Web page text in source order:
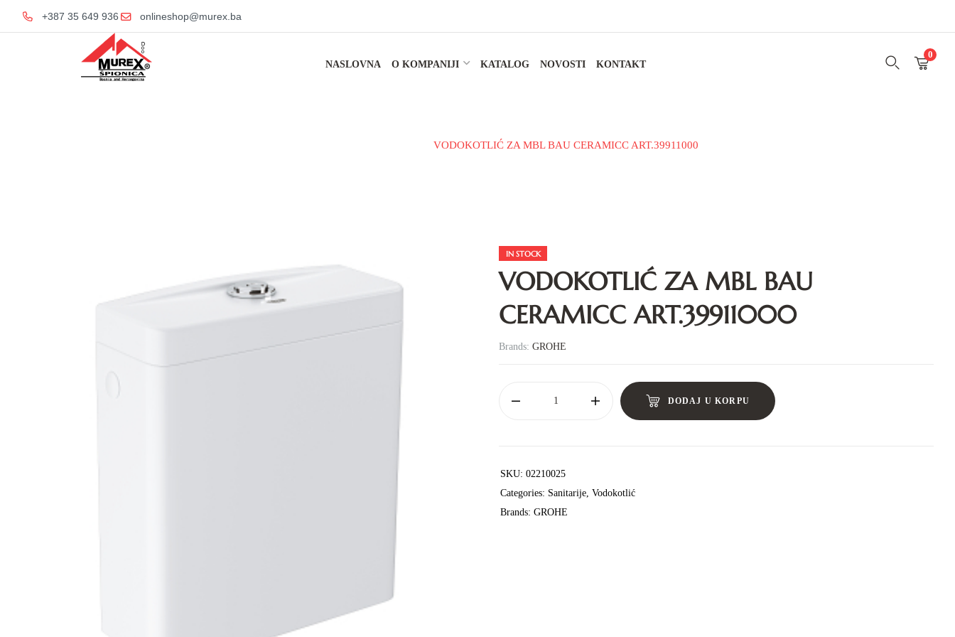
+387 35 649 936 onlineshop@murex.ba
NASLOVNA O KOMPANIJI KATALOG NOVOSTI KONTAKT
0
VODOKOTLIĆ ZA MBL BAU CERAMICC ART.39911000
IN STOCK
VODOKOTLIĆ ZA MBL BAU
CERAMICC ART.39911000
Brands: GROHE
DODAJ U KORPU
SKU: 02210025
Categories: Sanitarije, Vodokotlić
Brands: GROHE